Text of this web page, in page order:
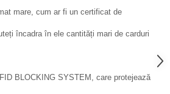
mare, cum ar fi un certificat de
încadra în ele cantități mari de carduri
BLOCKING SYSTEM, care protejează